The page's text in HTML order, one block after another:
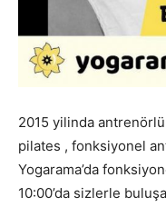
2015 yilinda
pilates , fonksiyonel
Yogarama’da
10:00’da sizlerle